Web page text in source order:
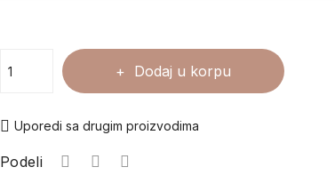
Dodaj u korpu
Uporedi sa drugim proizvodima
Podeli